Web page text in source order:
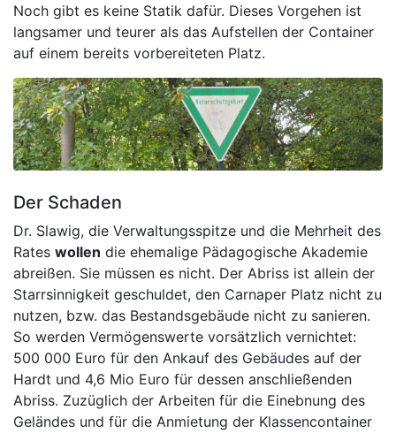
Noch gibt es keine Statik dafür. Dieses Vorgehen ist
langsamer und teurer als das Aufstellen der Container
auf einem bereits vorbereiteten Platz.
Der Schaden
Dr. Slawig, die Verwaltungsspitze und die Mehrheit des
Rates wollen die ehemalige Pädagogische Akademie
abreißen. Sie müssen es nicht. Der Abriss ist allein der
Starrsinnigkeit geschuldet, den Carnaper Platz nicht zu
nutzen, bzw. das Bestandsgebäude nicht zu sanieren.
So werden Vermögenswerte vorsätzlich vernichtet:
500 000 Euro für den Ankauf des Gebäudes auf der
Hardt und 4,6 Mio Euro für dessen anschließenden
Abriss. Zuzüglich der Arbeiten für die Einebnung des
Geländes und für die Anmietung der Klassencontainer